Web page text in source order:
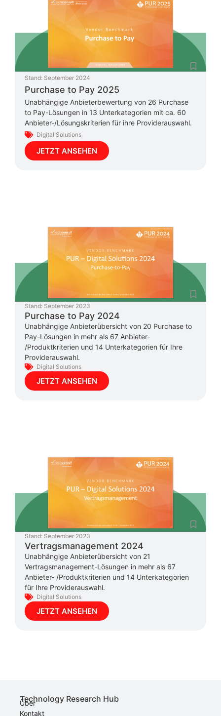
Stand: September 2024
Purchase to Pay 2025
Unabhängige Anbieterbewertung von 26 Purchase
to Pay-Lösungen in 13 Unterkategorien mit ca. 60
Anbieter-/Lösungskriterien für ihre Providerauswahl.
Digital Solutions
JETZT ANSEHEN
Stand: September 2023
Purchase to Pay 2024
Unabhängige Anbieterübersicht von 20 Purchase to
Pay-Lösungen in mehr als 67 Anbieter-
/Produktkriterien und 14 Unterkategorien für Ihre
Providerauswahl.
Digital Solutions
JETZT ANSEHEN
Stand: September 2023
Vertragsmanagement 2024
Unabhängige Anbieterübersicht von 21
Vertragsmanagement-Lösungen in mehr als 67
Anbieter- /Produktkriterien und 14 Unterkategorien
für Ihre Providerauswahl.
Digital Solutions
JETZT ANSEHEN
Technology Research Hub
Über
Kontakt